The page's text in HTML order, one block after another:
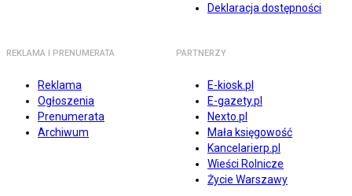
Deklaracja dostępności
REKLAMA I PRENUMERATA
Reklama
Ogłoszenia
Prenumerata
Archiwum
PARTNERZY
E-kiosk.pl
E-gazety.pl
Nexto.pl
Mała księgowość
Kancelarierp.pl
Wieści Rolnicze
Życie Warszawy